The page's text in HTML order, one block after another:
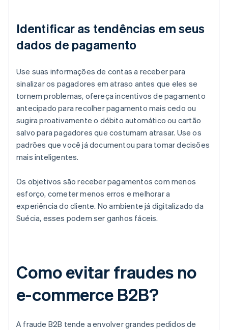
Identificar as tendências em seus
dados de pagamento
Use suas informações de contas a receber para
sinalizar os pagadores em atraso antes que eles se
tornem problemas, ofereça incentivos de pagamento
antecipado para recolher pagamento mais cedo ou
sugira proativamente o débito automático ou cartão
salvo para pagadores que costumam atrasar. Use os
padrões que você já documentou para tomar decisões
mais inteligentes.
Os objetivos são receber pagamentos com menos
esforço, cometer menos erros e melhorar a
experiência do cliente. No ambiente já digitalizado da
Suécia, esses podem ser ganhos fáceis.
Como evitar fraudes no
e-commerce B2B?
A fraude B2B tende a envolver grandes pedidos de